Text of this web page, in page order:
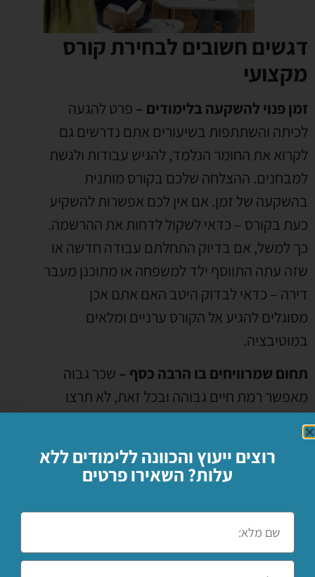
דגשים חשובים לבחירת קורס
מקצועי
זמן פנוי להשקעה בלימודים – פרט להגעה
לכיתה והשתתפות בשיעורים אתם נדרשים גם
לקרוא את החומר הנלמד, להגיש עבודות ולגשת
למבחנים. ההצלחה שלכם בקורס מותנית
בהשקעה של זמן. אם אין לכם אפשרות להשקיע
כעת בקורס – כדאי לשקול לדחות את ההרשמה.
כך למשל, אם בדיוק התחלתם עבודה חדשה או
שזה עתה התווסף ילד למשפחה או מתוכנן מעבר
דירה – כדאי לבדוק היטב האם אתם אכן
מסוגלים להגיע אל הקורס ערניים ומלאים
במוטיבציה.
תחום שמרוויחים בו הרבה כסף – שכר גבוה
מאפשר רמת חיים גבוהה ובכל זאת, לא תרצו
למצוא את עצמכם מבלים את רוב שעות היום
שלכם במקום עבודה שאתם לא אוהבים. בחירה
נכונה של מקצוע היא כזו שתואמת את דרישות
העניין. גם אם המטרה העיקרית שלכם היא כסף,
אל תבחרו במקצוע שלא מעניין אתכם או מתאים
ליכולות שלכם.
רוצים ייעוץ והכוונה ללימודים ללא
עלות? השאירו פרטים